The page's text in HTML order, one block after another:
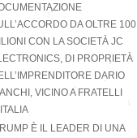
DA OLTRE 100
CON LA SOCIETÀ JC
DI PROPRIETÀ
DARIO
VICINO A FRATELLI
È IL LEADER DI UNA